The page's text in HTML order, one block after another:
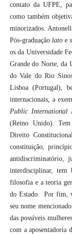
contato da UFPE,
como também
minorizados.
Pós-graduação lato e
os da Universidade
Grande do Norte, da
do Vale do Rio
Lisboa (Portugal),
internacionais, a
Public International
(Reino Unido).
Direito
constituição,
antidiscriminatório,
interdisciplinar, tem
filosofia e a teoria
do Estado. Por fim,
seu nome
das possíveis
com a aposentadoria